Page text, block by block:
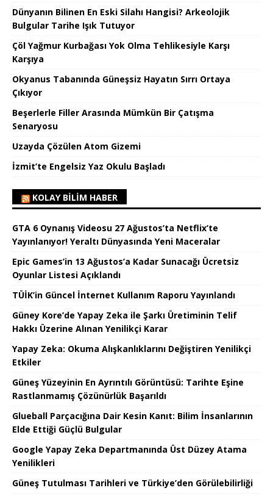
Dünyanın Bilinen En Eski Silahı Hangisi? Arkeolojik
Bulgular Tarihe Işık Tutuyor
Çöl Yağmur Kurbağası Yok Olma Tehlikesiyle Karşı
Karşıya
Okyanus Tabanında Güneşsiz Hayatın Sırrı Ortaya
Çıkıyor
Beşerlerle Filler Arasında Mümkün Bir Çatışma
Senaryosu
Uzayda Çözülen Atom Gizemi
İzmit’te Engelsiz Yaz Okulu Başladı
KOLAY BILIM HABER
GTA 6 Oynanış Videosu 27 Ağustos’ta Netflix’te
Yayınlanıyor! Yeraltı Dünyasında Yeni Maceralar
Epic Games’in 13 Ağustos’a Kadar Sunacağı Ücretsiz
Oyunlar Listesi Açıklandı
TÜİK’in Güncel İnternet Kullanım Raporu Yayınlandı
Güney Kore’de Yapay Zeka ile Şarkı Üretiminin Telif
Hakkı Üzerine Alınan Yenilikçi Karar
Yapay Zeka: Okuma Alışkanlıklarını Değiştiren Yenilikçi
Etkiler
Güneş Yüzeyinin En Ayrıntılı Görüntüsü: Tarihte Eşine
Rastlanmamış Çözünürlük Başarıldı
Glueball Parçacığına Dair Kesin Kanıt: Bilim İnsanlarının
Elde Ettiği Güçlü Bulgular
Google Yapay Zeka Departmanında Üst Düzey Atama
Yenilikleri
Güneş Tutulması Tarihleri ve Türkiye’den Görülebilirliği